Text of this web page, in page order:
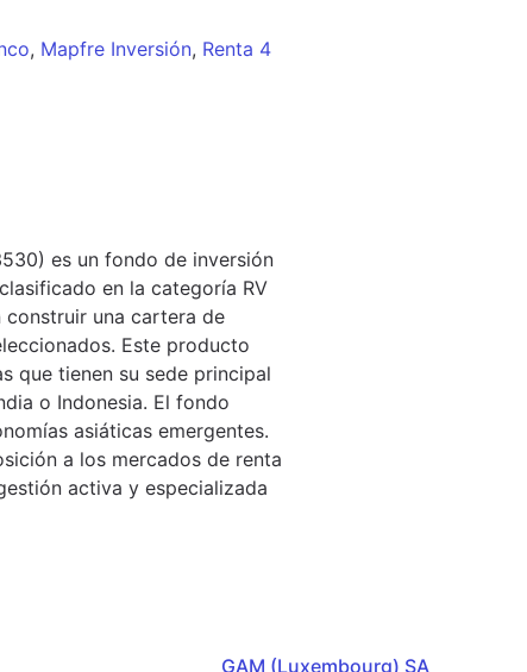
, Mapfre Inversión, Renta 4
es un fondo de inversión
en la categoría RV
construir una cartera de
Este producto
que tienen su sede principal
o Indonesia. El fondo
asiáticas emergentes.
a los mercados de renta
activa y especializada
GAM (Luxembourg) SA